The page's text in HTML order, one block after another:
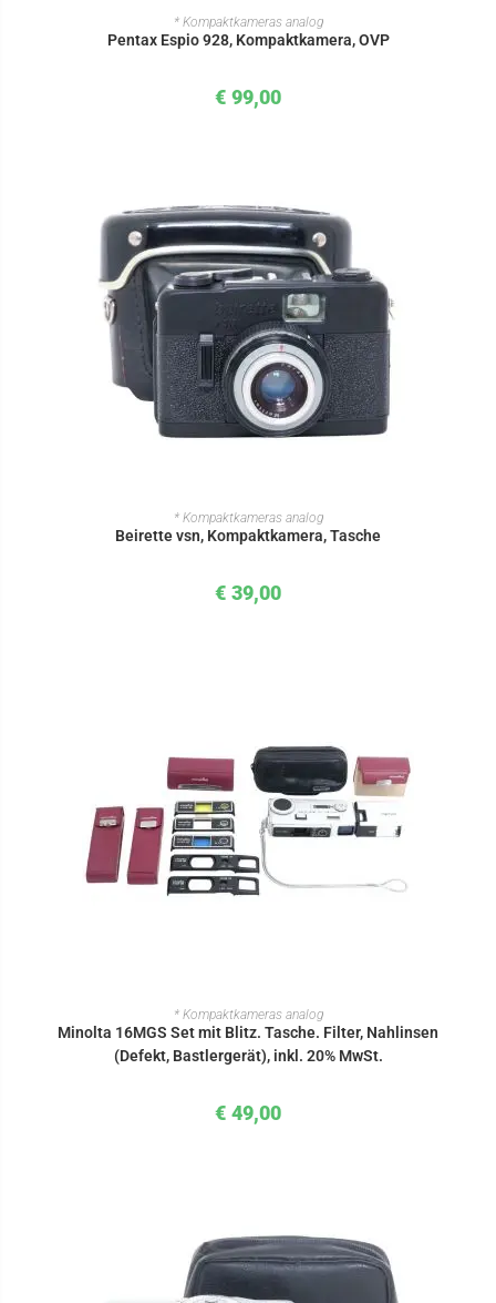
IN DEN WARENKORB
* Kompaktkameras analog
Pentax Espio 928, Kompaktkamera, OVP
€ 99,00
IN DEN WARENKORB
* Kompaktkameras analog
Beirette vsn, Kompaktkamera, Tasche
€ 39,00
IN DEN WARENKORB
* Kompaktkameras analog
Minolta 16MGS Set mit Blitz. Tasche. Filter, Nahlinsen
(Defekt, Bastlergerät), inkl. 20% MwSt.
€ 49,00